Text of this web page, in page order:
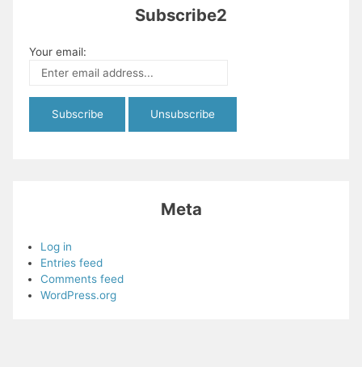
Subscribe2
Your email:
Meta
Log in
Entries feed
Comments feed
WordPress.org